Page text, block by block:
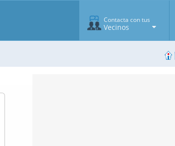
Contacta con tus
Vecinos